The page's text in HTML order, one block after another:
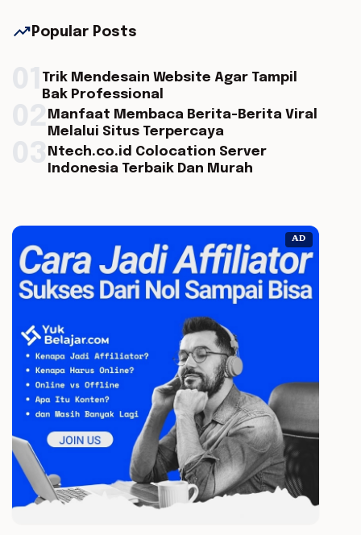
trending_up Popular Posts
Trik Mendesain Website Agar Tampil
Bak Professional
Manfaat Membaca Berita-Berita Viral
Melalui Situs Terpercaya
Ntech.co.id Colocation Server
Indonesia Terbaik Dan Murah
AD